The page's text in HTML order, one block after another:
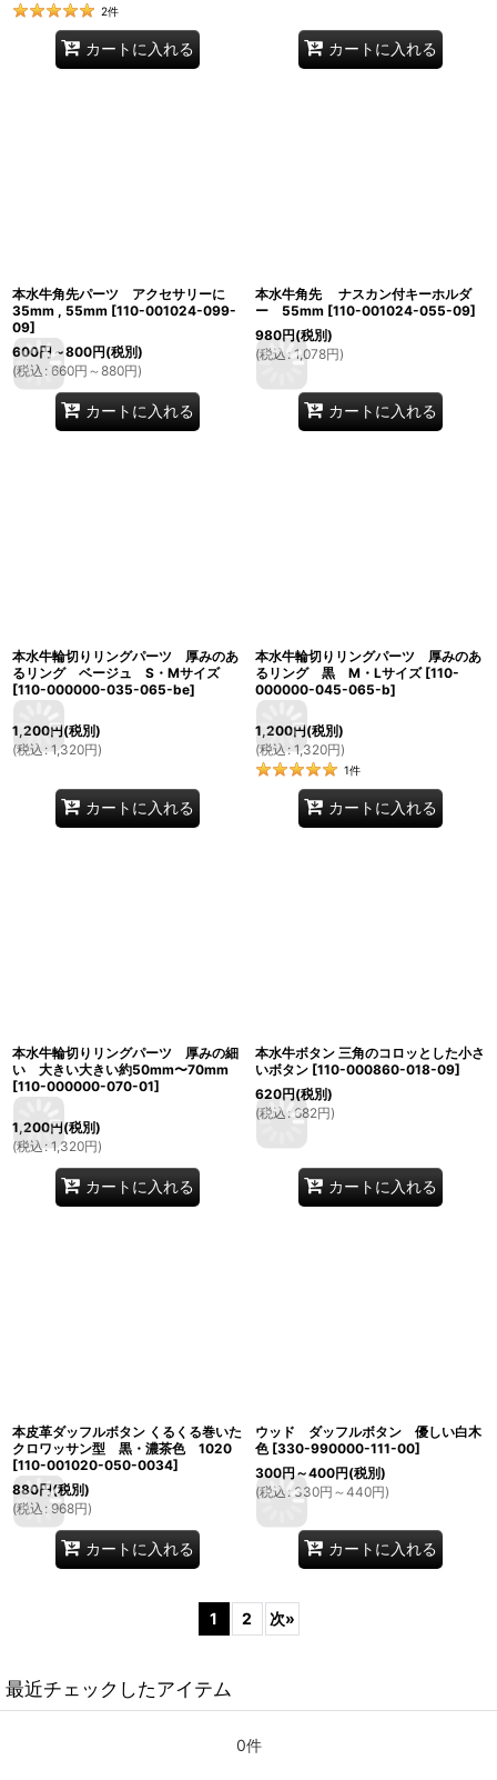
2件
カートに入れる カートに入れる
本水牛角先パーツ アクセサリーに
35mm , 55mm [110-001024-099-
09]
600円 ～800円(税別)
(税込 : 660円 ～880円)
カートに入れる
本水牛角先 ナスカン付キーホルダ
ー 55mm [110-001024-055-09]
980円(税別)
(税込 : 1,078円)
カートに入れる
本水牛輪切りリングパーツ 厚みのあ
るリング ベージュ S・Mサイズ
[110-000000-035-065-be]
1,200円(税別)
(税込: 1,320円)
カートに入れる
本水牛輪切りリングパーツ 厚みのあ
るリング 黒 M・Lサイズ [110-
000000-045-065-b]
1,200円(税別)
(税込: 1,320円)
1件
カートに入れる
本水牛輪切りリングパーツ 厚みの細
い 大きい大きい約50mm〜70mm
[110-000000-070-01]
1,200円(税別)
(税込: 1,320円)
カートに入れる
本水牛ボタン 三角のコロッとした小さ
いボタン [110-000860-018-09]
620円(税別)
(税込 : 682円)
カートに入れる
本皮革ダッフルボタン くるくる巻いた
クロワッサン型 黒・濃茶色 1020
[110-001020-050-0034]
880円(税別)
(税込 : 968円)
カートに入れる
ウッド ダッフルボタン 優しい白木
色 [330-990000-111-00]
300円～400円(税別)
(税込 : 330円 ～440円)
カートに入れる
1 2 次»
最近チェックしたアイテム
0件